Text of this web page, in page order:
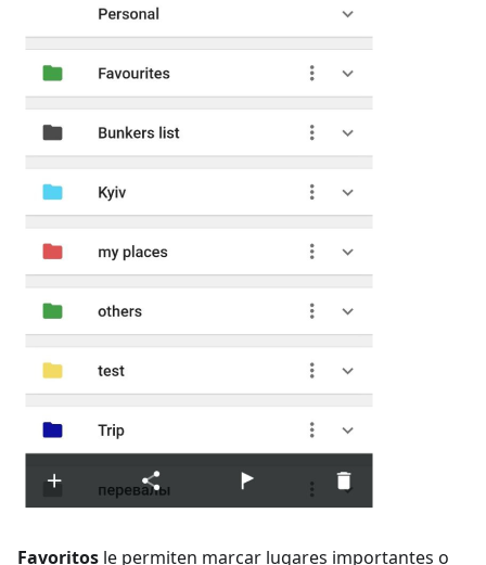
Favoritos le permiten marcar lugares importantes o